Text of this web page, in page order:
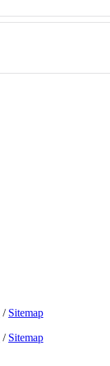
/ Sitemap
/ Sitemap